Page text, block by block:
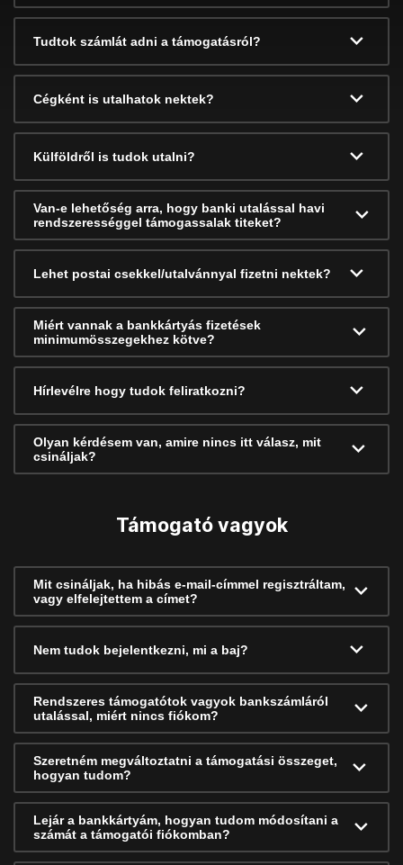
Tudtok számlát adni a támogatásról?
Cégként is utalhatok nektek?
Külföldről is tudok utalni?
Van-e lehetőség arra, hogy banki utalással havi
rendszerességgel támogassalak titeket?
Lehet postai csekkel/utalvánnyal fizetni nektek?
Miért vannak a bankkártyás fizetések
minimumösszegekhez kötve?
Hírlevélre hogy tudok feliratkozni?
Olyan kérdésem van, amire nincs itt válasz, mit
csináljak?
Támogató vagyok
Mit csináljak, ha hibás e-mail-címmel regisztráltam,
vagy elfelejtettem a címet?
Nem tudok bejelentkezni, mi a baj?
Rendszeres támogatótok vagyok bankszámláról
utalással, miért nincs fiókom?
Szeretném megváltoztatni a támogatási összeget,
hogyan tudom?
Lejár a bankkártyám, hogyan tudom módosítani a
számát a támogatói fiókomban?